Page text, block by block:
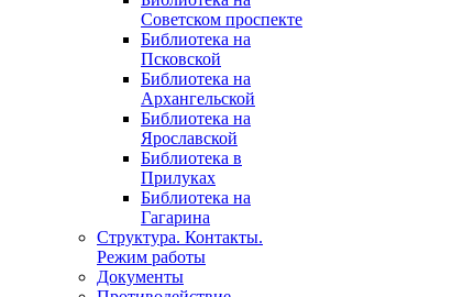
Советском проспекте
Библиотека на
Псковской
Библиотека на
Архангельской
Библиотека на
Ярославской
Библиотека в
Прилуках
Библиотека на
Гагарина
Структура. Контакты.
Режим работы
Документы